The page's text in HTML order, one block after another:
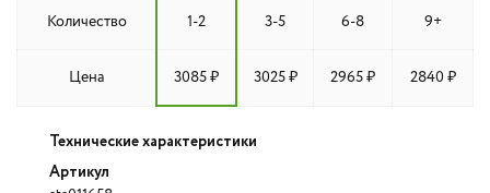
Количество 1-2 3-5 6-8 9+
Цена 3085 ₽ 3025 ₽ 2965 ₽ 2840 ₽
Технические характеристики
Артикул